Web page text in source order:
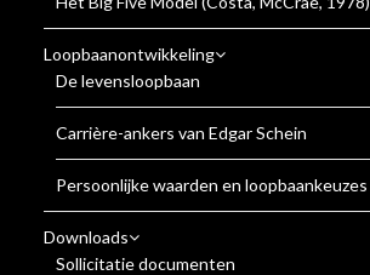
Loopbaanontwikkeling
De levensloopbaan
Carrière-ankers van Edgar Schein
Persoonlijke waarden en loopbaankeuzes
Downloads
Sollicitatie documenten